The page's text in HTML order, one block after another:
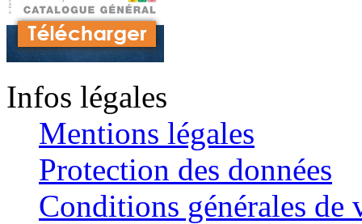
Infos légales
Mentions légales
Protection des données
Conditions générales de